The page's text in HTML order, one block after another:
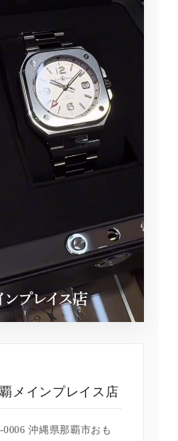
メインプレイス店
0006 沖縄県那覇市おも